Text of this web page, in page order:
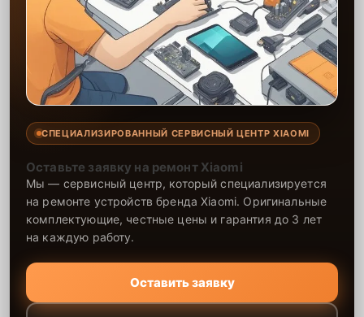
СПЕЦИАЛИЗИРОВАННЫЙ СЕРВИСНЫЙ ЦЕНТР XIAOMI
Оставьте заявку на ремонт Xiaomi
Мы — сервисный центр, который специализируется
на ремонте устройств бренда Xiaomi. Оригинальные
комплектующие, честные цены и гарантия до 3 лет
на каждую работу.
Оставить заявку